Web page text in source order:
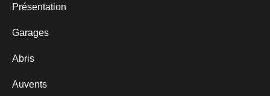
Présentation
Garages
Abris
Auvents